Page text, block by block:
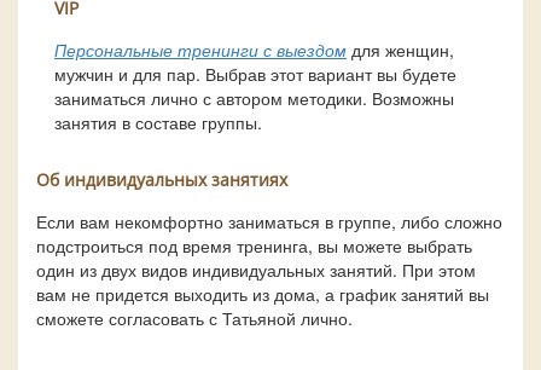
VIP
Персональные тренинги с выездом для женщин,
мужчин и для пар. Выбрав этот вариант вы будете
заниматься лично с автором методики. Возможны
занятия в составе группы.
Об индивидуальных занятиях
Если вам некомфортно заниматься в группе, либо сложно
подстроиться под время тренинга, вы можете выбрать
один из двух видов индивидуальных занятий. При этом
вам не придется выходить из дома, а график занятий вы
сможете согласовать с Татьяной лично.